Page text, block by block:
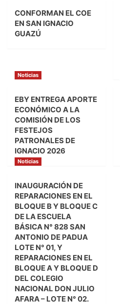
CONFORMAN EL COE
EN SAN IGNACIO
GUAZÚ
Noticias
EBY ENTREGA APORTE
ECONÓMICO A LA
COMISIÓN DE LOS
FESTEJOS
PATRONALES DE
IGNACIO 2026
Noticias
INAUGURACIÓN DE
REPARACIONES EN EL
BLOQUE B Y BLOQUE C
DE LA ESCUELA
BÁSICA N° 828 SAN
ANTONIO DE PADUA
LOTE N° 01, Y
REPARACIONES EN EL
BLOQUE A Y BLOQUE D
DEL COLEGIO
NACIONAL DON JULIO
AFARA – LOTE N° 02.